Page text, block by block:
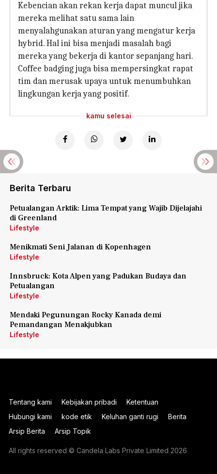
Kebencian akan rekan kerja dapat muncul jika
mereka melihat satu sama lain
menyalahgunakan aturan yang mengatur kerja
hybrid. Hal ini bisa menjadi masalah bagi
mereka yang bekerja di kantor sepanjang hari.
Coffee badging juga bisa mempersingkat rapat
tim dan merusak upaya untuk menumbuhkan
lingkungan kerja yang positif.
kamu selesai
Berita Terbaru
Petualangan Arktik: Lima Tempat yang Wajib Dijelajahi
di Greenland
Lifestyle
Menikmati Seni Jalanan di Kopenhagen
Lifestyle
Innsbruck: Kota Alpen yang Padukan Budaya dan
Petualangan
Lifestyle
Mendaki Pegunungan Rocky Kanada demi
Pemandangan Menakjubkan
Lifestyle
Tentang kami Kebijakan pribadi
Ketentuan
Hubungi kami
kode etik Keluhan ganti rugi
Berita
Arsip Berita
Arsip Topik
All rights reserved © Candela Labs Private Limited 2026